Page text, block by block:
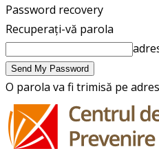
Password recovery
Recuperați-vă parola
O parola va fi trimisă pe